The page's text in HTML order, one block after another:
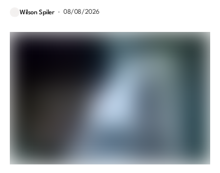
Wilson Spiler 08/08/2026